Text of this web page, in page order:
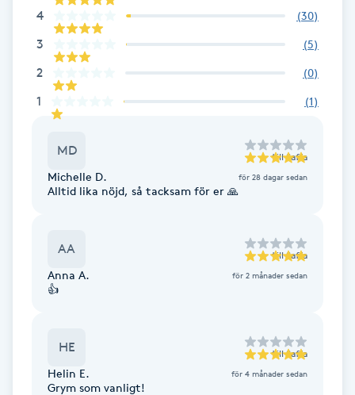
Hudföryngring
Huduppstramning
Hudvård
Hyaluronsyra
Hyperhidros
Hårborttagning
Hårförlängning
4 (30)
3 (5)
2 (0)
1 (1)
MD till Saffa
Michelle D. för 28 dagar sedan
Alltid lika nöjd, så tacksam för er 🙏
AA till Saffa
Anna A. för 2 månader sedan
👍
HE till Saffa
Helin E. för 4 månader sedan
Grym som vanligt!